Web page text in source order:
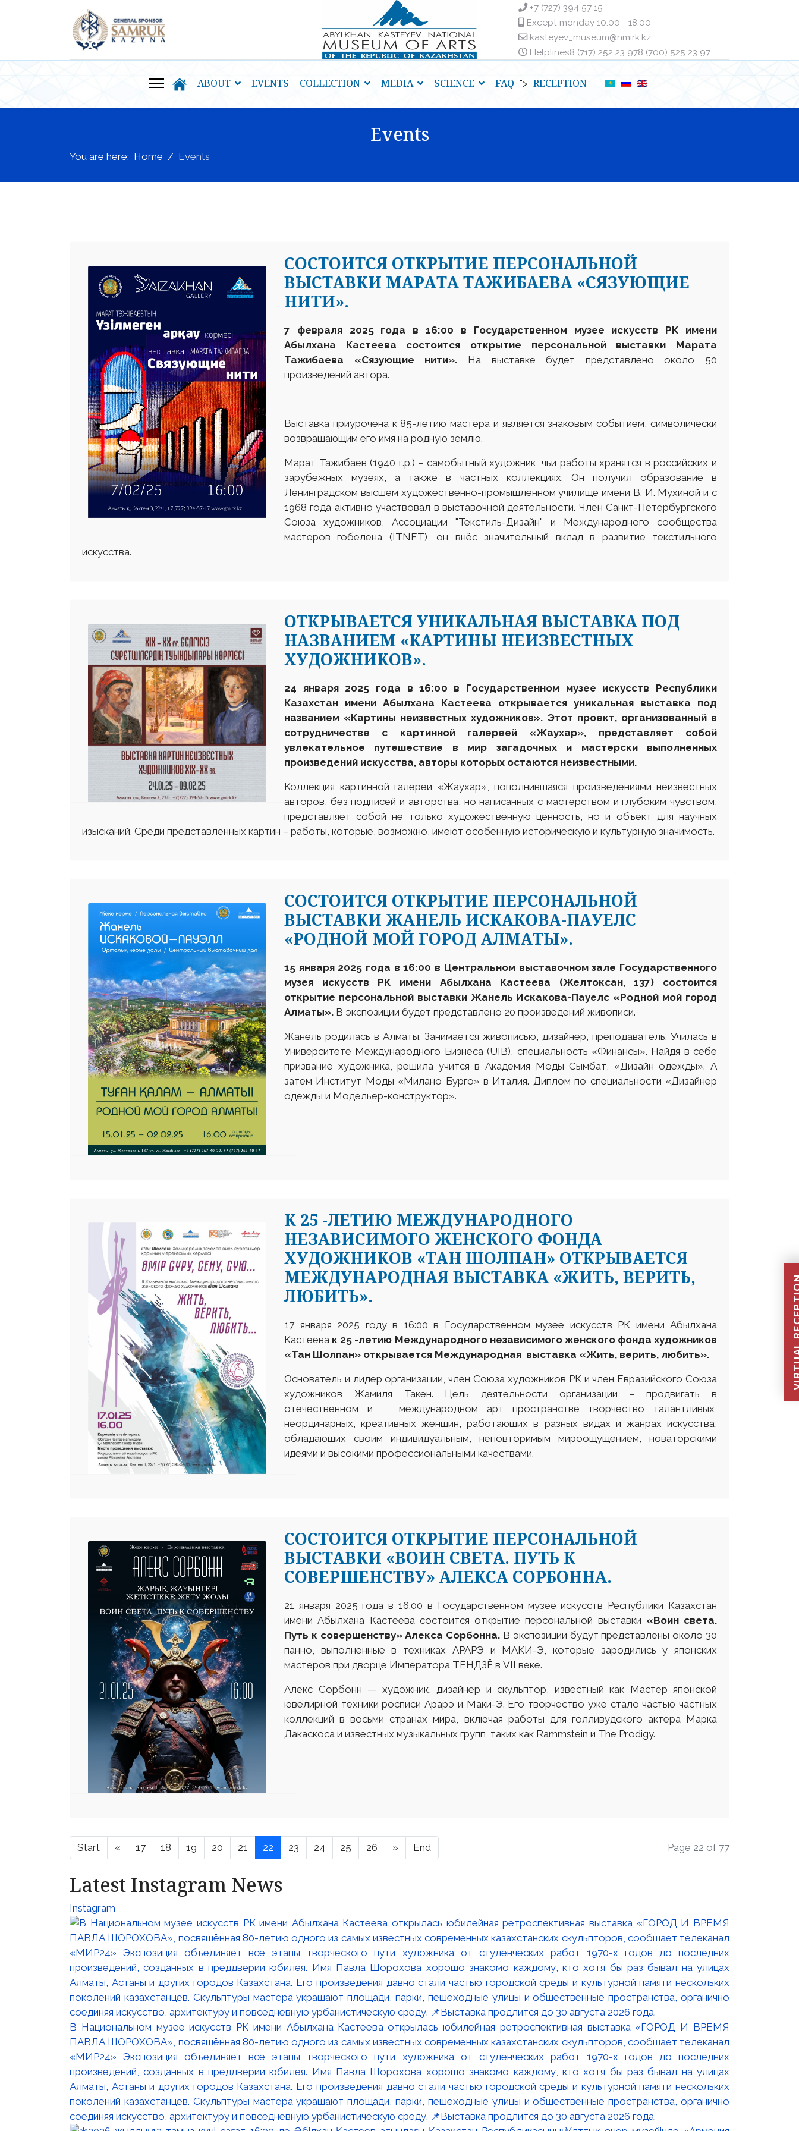
+7 (727) 394 57 15
Except monday 10:00 - 18:00
kasteyev_museum@nmirk.kz
Helplinesㅤ8 (717) 252 23 97ㅤㅤ8 (700) 525 23 97
ABOUT EVENTS COLLECTION MEDIA SCIENCE FAQ "> RECEPTION
Events
You are here: Home Events
CОСТОИТСЯ ОТКРЫТИЕ ПЕРСОНАЛЬНОЙ
ВЫСТАВКИ МАРАТА ТАЖИБАЕВА «СЯЗУЮЩИЕ
НИТИ».
7 февраля 2025 года в 16:00 в Государственном музее искусств РК имени
Абылхана Кастеева состоится открытие персональной выставки Марата
Тажибаева «Сязующие нити». На выставке будет представлено около 50
произведений автора.
Выставка приурочена к 85-летию мастера и является знаковым событием, символически
возвращающим его имя на родную землю.
Марат Тажибаев (1940 г.р.) – самобытный художник, чьи работы хранятся в российских и
зарубежных музеях, а также в частных коллекциях. Он получил образование в
Ленинградском высшем художественно-промышленном училище имени В. И. Мухиной и с
1968 года активно участвовал в выставочной деятельности. Член Санкт-Петербургского
Союза художников, Ассоциации "Текстиль-Дизайн" и Международного сообщества
мастеров гобелена (ITNET), он внёс значительный вклад в развитие текстильного
искусства.
ОТКРЫВАЕТСЯ УНИКАЛЬНАЯ ВЫСТАВКА ПОД
НАЗВАНИЕМ «КАРТИНЫ НЕИЗВЕСТНЫХ
ХУДОЖНИКОВ».
24 января 2025 года в 16:00 в Государственном музее искусств Республики
Казахстан имени Абылхана Кастеева открывается уникальная выставка под
названием «Картины неизвестных художников». Этот проект, организованный в
сотрудничестве с картинной галереей «Жаухар», представляет собой
увлекательное путешествие в мир загадочных и мастерски выполненных
произведений искусства, авторы которых остаются неизвестными.
Коллекция картинной галереи «Жаухар», пополнившаяся произведениями неизвестных
авторов, без подписей и авторства, но написанных с мастерством и глубоким чувством,
представляет собой не только художественную ценность, но и объект для научных
изысканий. Среди представленных картин – работы, которые, возможно, имеют особенную историческую и культурную значимость.
СОСТОИТСЯ ОТКРЫТИЕ ПЕРСОНАЛЬНОЙ
ВЫСТАВКИ ЖАНЕЛЬ ИСКАКОВА-ПАУЕЛС
«РОДНОЙ МОЙ ГОРОД АЛМАТЫ».
15 января 2025 года в 16:00 в Центральном выставочном зале Государственного
музея искусств РК имени Абылхана Кастеева (Желтоксан, 137) состоится
открытие персональной выставки Жанель Искакова-Пауелс «Родной мой город
Алматы». В экспозиции будет представлено 20 произведений живописи.
Жанель родилась в Алматы. Занимается живописью, дизайнер, преподаватель. Училась в
Университете Международного Бизнеса (UIB), специальность «Финансы». Найдя в себе
призвание художника, решила учится в Академия Моды Сымбат, «Дизайн одежды». А
затем Институт Моды «Милано Бурго» в Италия. Диплом по специальности «Дизайнер
одежды и Модельер-конструктор».
К 25 -ЛЕТИЮ МЕЖДУНАРОДНОГО
НЕЗАВИСИМОГО ЖЕНСКОГО ФОНДА
ХУДОЖНИКОВ «ТАН ШОЛПАН» ОТКРЫВАЕТСЯ
МЕЖДУНАРОДНАЯ ВЫСТАВКА «ЖИТЬ, ВЕРИТЬ,
ЛЮБИТЬ».
17 января 2025 году в 16:00 в Государственном музее искусств РК имени Абылхана
Кастеева к 25 -летию Международного независимого женского фонда художников
«Тан Шолпан» открывается Международная выставка «Жить, верить, любить».
Основатель и лидер организации, член Союза художников РК и член Евразийского Союза
художников Жамиля Такен. Цель деятельности организации – продвигать в
отечественном и международном арт пространстве творчество талантливых,
неординарных, креативных женщин, работающих в разных видах и жанрах искусства,
обладающих своим индивидуальным, неповторимым мироощущением, новаторскими
идеями и высокими профессиональными качествами.
СОСТОИТСЯ ОТКРЫТИЕ ПЕРСОНАЛЬНОЙ
ВЫСТАВКИ «ВОИН СВЕТА. ПУТЬ К
СОВЕРШЕНСТВУ» АЛЕКСА СОРБОННА.
21 января 2025 года в 16.00 в Государственном музее искусств Республики Казахстан
имени Абылхана Кастеева состоится открытие персональной выставки «Воин света.
Путь к совершенству» Алекса Сорбонна. В экспозиции будут представлены около 30
панно, выполненные в техниках АРАРЭ и МАКИ-Э, которые зародились у японских
мастеров при дворце Императора ТЕНДЗЁ в VII веке.
Алекс Сорбонн — художник, дизайнер и скульптор, известный как Мастер японской
ювелирной техники росписи Арарэ и Маки-Э. Его творчество уже стало частью частных
коллекций в восьми странах мира, включая работы для голливудского актера Марка
Дакаскоса и известных музыкальных групп, таких как Rammstein и The Prodigy.
Start « 17 18 19 20 21 22 23 24 25 26 » End Page 22 of 77
Latest Instagram News
Instagram
В Национальном музее искусств РК имени Абылхана Кастеева открылась юбилейная ретроспективная выставка «ГОРОД И ВРЕМЯ
ПАВЛА ШОРОХОВА», посвящённая 80-летию одного из самых известных современных казахстанских скульпторов, сообщает телеканал
«МИР24» Экспозиция объединяет все этапы творческого пути художника от студенческих работ 1970-х годов до последних
произведений, созданных в преддверии юбилея. Имя Павла Шорохова хорошо знакомо каждому, кто хотя бы раз бывал на улицах
Алматы, Астаны и других городов Казахстана. Его произведения давно стали частью городской среды и культурной памяти нескольких
поколений казахстанцев. Скульптуры мастера украшают площади, парки, пешеходные улицы и общественные пространства, органично
соединяя искусство, архитектуру и повседневную урбанистическую среду. 📌Выставка продлится до 30 августа 2026 года.